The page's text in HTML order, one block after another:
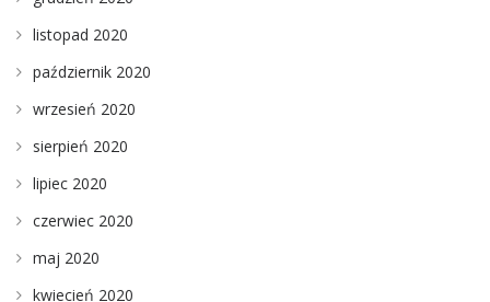
listopad 2020
październik 2020
wrzesień 2020
sierpień 2020
lipiec 2020
czerwiec 2020
maj 2020
kwiecień 2020